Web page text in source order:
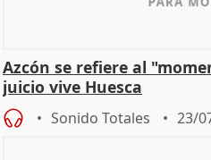
Azcón se refiere al
juicio vive Huesca
Sonido Totales 23/